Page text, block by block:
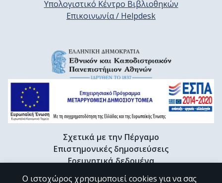
Υπολογιστικό Κέντρο Βιβλιοθηκών
Επικοινωνία / Helpdesk
Σχετικά με την Πέργαμο
Επιστημονικές δημοσιεύσεις
Ερευνητικά δεδομένα
Διδακτορικές διατριβές & Γκρίζα βιβλιογραφία
Ο ιστοχώρος χρησιμοποιεί cookies για να σας